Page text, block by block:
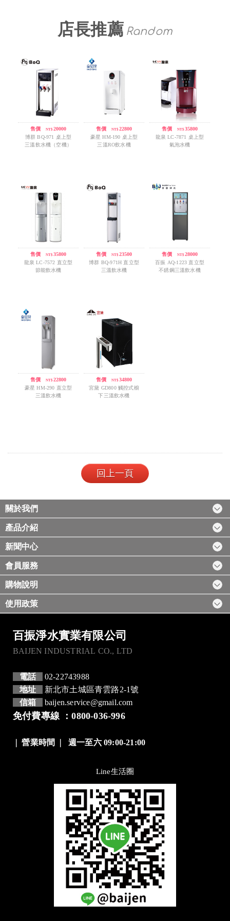
店長推薦 Random
售價 /NT$20000
博群 BQ-971 桌上型
三溫飲水機（空機）
售價 /NT$22800
豪星 HM-190 桌上型
三溫RO飲水機
售價 /NT$35800
龍泉 LC-7871 桌上型
氣泡水機
售價 /NT$35800
龍泉 LC-7572 直立型
節能飲水機
售價 /NT$23500
博群 BQ-971H 直立型
三溫飲水機
售價 /NT$28000
百振 AQ-1223 直立型
不銹鋼三溫飲水機
售價 /NT$22800
豪星 HM-290 直立型
三溫飲水機
售價 /NT$34800
宮黛 GD800 觸控式櫥
下三溫飲水機
回上一頁
關於我們
產品介紹
新聞中心
會員服務
購物說明
使用政策
百振淨水實業有限公司
BAIJEN INDUSTRIAL CO., LTD
電話
02-22743988
地址
新北市土城區青雲路2-1號
信箱
baijen.service@gmail.com
免付費專線 ：0800-036-996
營業時間 ❘週一至六 09:00-21:00
Line生活圈